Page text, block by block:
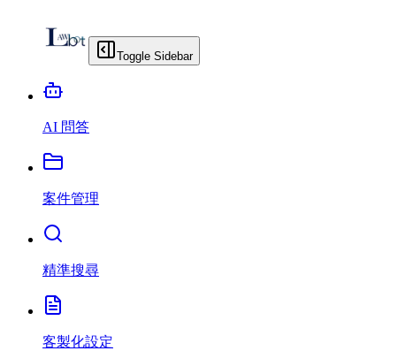
Toggle Sidebar
AI 問答
案件管理
精準搜尋
客製化設定